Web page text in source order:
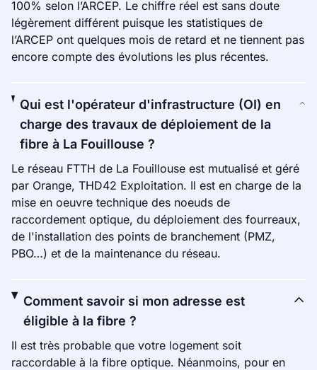
100% selon l’ARCEP. Le chiffre réel est sans doute
légèrement différent puisque les statistiques de
l’ARCEP ont quelques mois de retard et ne tiennent pas
encore compte des évolutions les plus récentes.
Qui est l'opérateur d'infrastructure (OI) en
charge des travaux de déploiement de la
fibre à La Fouillouse ?
Le réseau FTTH de La Fouillouse est mutualisé et géré
par Orange, THD42 Exploitation. Il est en charge de la
mise en oeuvre technique des noeuds de
raccordement optique, du déploiement des fourreaux,
de l'installation des points de branchement (PMZ,
PBO…) et de la maintenance du réseau.
Comment savoir si mon adresse est
éligible à la fibre ?
Il est très probable que votre logement soit
raccordable à la fibre optique. Néanmoins, pour en